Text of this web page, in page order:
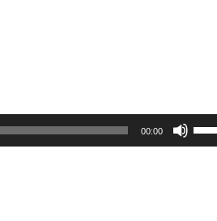
00:00
Use
as